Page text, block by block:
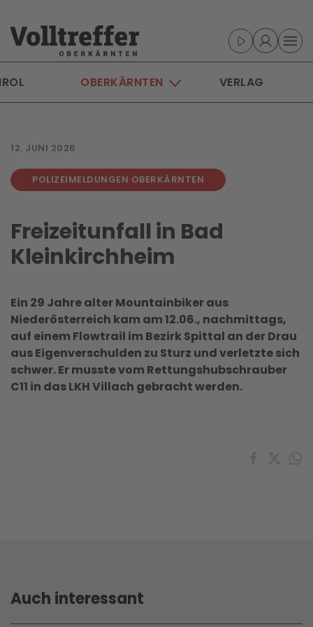
Skip to main content
OBERKÄRNTEN VERLAG
12. JUNI 2026
POLIZEIMELDUNGEN OBERKÄRNTEN
Freizeitunfall in Bad
Kleinkirchheim
Ein 29 Jahre alter Mountainbiker aus
Niederösterreich kam am 12.06., nachmittags,
auf einem Flowtrail im Bezirk Spittal an der Drau
aus Eigenverschulden zu Sturz und verletzte sich
schwer. Er musste vom Rettungshubschrauber
C11 in das LKH Villach gebracht werden.
Auch interessant